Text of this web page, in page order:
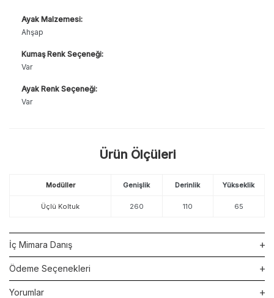
Ayak Malzemesi:
Ahşap
Kumaş Renk Seçeneği:
Var
Ayak Renk Seçeneği:
Var
Ürün Ölçüleri
Modüller Genişlik Derinlik Yükseklik
Üçlü Koltuk 260 110 65
İç Mimara Danış
Ödeme Seçenekleri
Yorumlar